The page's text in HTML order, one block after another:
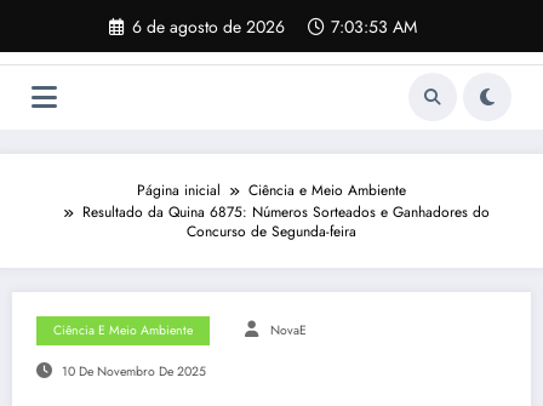
o
6 de agosto de 2026 7:03:54 AM
Página inicial
Ciência e Meio Ambiente
Resultado da Quina 6875: Números Sorteados e Ganhadores do
Concurso de Segunda-feira
Ciência E Meio Ambiente NovaE
10 De Novembro De 2025